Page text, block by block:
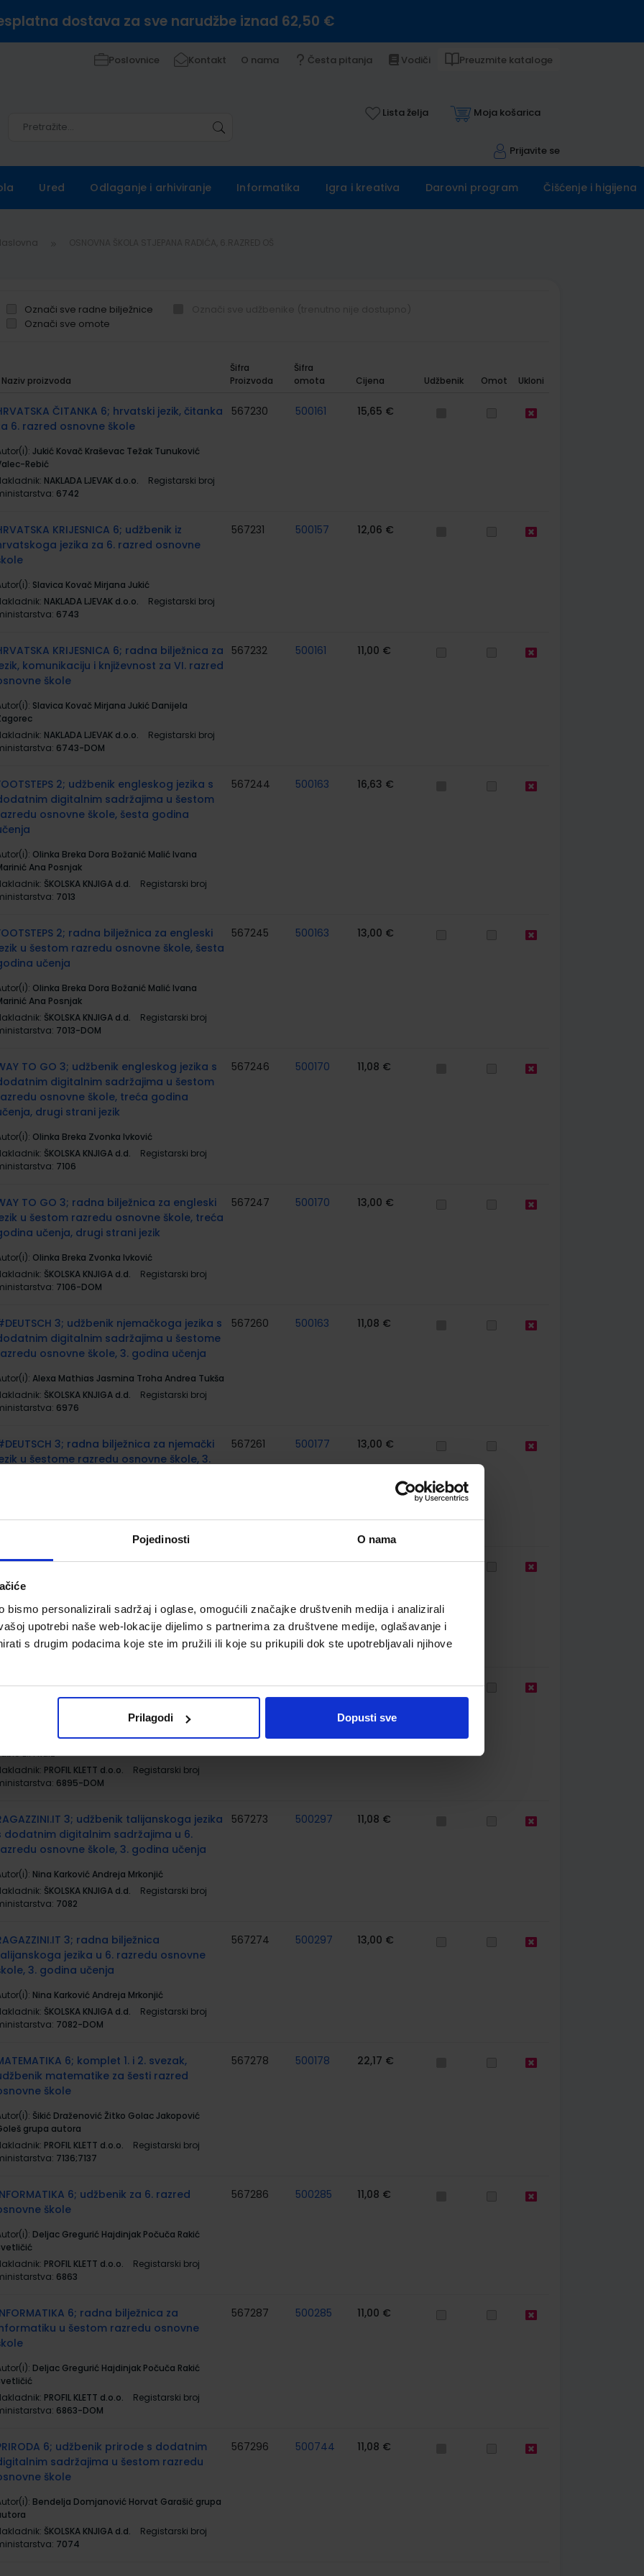
Pojedinosti O nama
bismo personalizirali sadržaj i oglase, omogućili značajke društvenih medija i analizirali
upotrebi naše web-lokacije dijelimo s partnerima za društvene medije, oglašavanje i
s drugim podacima koje ste im pružili ili koje su prikupili dok ste upotrebljavali njihove
Prilagodi Dopusti sve
dostava za sve narudžbe iznad 62,50 €
Poslovnice Kontakt O nama Česta pitanja Vodiči Preuzmite kataloge
Lista želja Moja košarica
Prijavite se
Ured Odlaganje i arhiviranje Informatika Igra i kreativa Darovni program Čišćenje i higijena
Označi sve radne bilježnice
Označi sve omote
Naziv proizvoda
Šifra
Proizvoda
Šifra
omota
Cijena Udžbenik Omot Ukloni
ČITANKA 6; hrvatski jezik, čitanka
6. razred osnovne škole
Jukić Kovač Kraševac Težak Tunuković
Rebić
NAKLADA LJEVAK d.o.o.
Registarski broj
6742
567230 500161 15,65 €
KRIJESNICA 6; udžbenik iz
jezika za 6. razred osnovne
Slavica Kovač Mirjana Jukić
NAKLADA LJEVAK d.o.o.
Registarski broj
6743
567231 500157 12,06 €
KRIJESNICA 6; radna bilježnica za
komunikaciju i književnost za VI. razred
škole
Slavica Kovač Mirjana Jukić Danijela
NAKLADA LJEVAK d.o.o.
Registarski broj
6743-DOM
567232 500161 11,00 €
2; udžbenik engleskog jezika s
digitalnim sadržajima u šestom
osnovne škole, šesta godina
Olinka Breka Dora Božanić Malić Ivana
Ana Posnjak
ŠKOLSKA KNJIGA d.d.
Registarski broj
7013
567244 500163 16,63 €
2; radna bilježnica za engleski
u šestom razredu osnovne škole, šesta
učenja
Olinka Breka Dora Božanić Malić Ivana
Ana Posnjak
ŠKOLSKA KNJIGA d.d.
Registarski broj
7013-DOM
567245 500163 13,00 €
TO GO 3; udžbenik engleskog jezika s
digitalnim sadržajima u šestom
osnovne škole, treća godina
drugi strani jezik
Olinka Breka Zvonka Ivković
ŠKOLSKA KNJIGA d.d.
Registarski broj
7106
567246 500170 11,08 €
TO GO 3; radna bilježnica za engleski
u šestom razredu osnovne škole, treća
učenja, drugi strani jezik
Olinka Breka Zvonka Ivković
ŠKOLSKA KNJIGA d.d.
Registarski broj
7106-DOM
567247 500170 13,00 €
3; udžbenik njemačkoga jezika s
digitalnim sadržajima u šestome
osnovne škole, 3. godina učenja
Alexa Mathias Jasmina Troha Andrea Tukša
ŠKOLSKA KNJIGA d.d.
Registarski broj
6976
567260 500163 11,08 €
3; radna bilježnica za njemački
u šestome razredu osnovne škole, 3.
567261 500177 13,00 €
2; udžbenik za francuski jezik, 6.
osnovne škole, 3. godina učenja, 2.
Autor(i):
Adrien Payet Isabel Rubio Emile Ruiz
Nakladnik:
Registarski broj
6895
567269 500299 11,08 €
2; radna bilježnica za francuski jezik
u 6. razredu osnovne škole, 3. godina
S. Champagne A.C. Couderc A. Payet I.
E.F. Ruiz
PROFIL KLETT d.o.o.
Registarski broj
6895-DOM
567270 500299 13,00 €
3; udžbenik talijanskoga jezika
dodatnim digitalnim sadržajima u 6.
osnovne škole, 3. godina učenja
Nina Karković Andreja Mrkonjić
ŠKOLSKA KNJIGA d.d.
Registarski broj
7082
567273 500297 11,08 €
3; radna bilježnica
jezika u 6. razredu osnovne
3. godina učenja
Nina Karković Andreja Mrkonjić
ŠKOLSKA KNJIGA d.d.
Registarski broj
7082-DOM
567274 500297 13,00 €
6; komplet 1. i 2. svezak,
matematike za šesti razred
škole
Šikić Draženović Žitko Golac Jakopović
grupa autora
PROFIL KLETT d.o.o.
Registarski broj
7136;7137
567278 500178 22,17 €
6; udžbenik za 6. razred
škole
Deljac Gregurić Hajdinjak Počuča Rakić
PROFIL KLETT d.o.o.
Registarski broj
6863
567286 500285 11,08 €
6; radna bilježnica za
u šestom razredu osnovne
Deljac Gregurić Hajdinjak Počuča Rakić
PROFIL KLETT d.o.o.
Registarski broj
6863-DOM
567287 500285 11,00 €
6; udžbenik prirode s dodatnim
sadržajima u šestom razredu
škole
Bendelja Domjanović Horvat Garašić grupa
ŠKOLSKA KNJIGA d.d.
Registarski broj
7074
567296 500744 11,08 €